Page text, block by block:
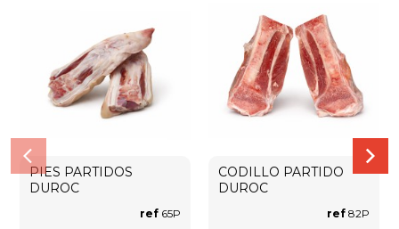
PIES PARTIDOS
DUROC
ref65P
CODILLO PARTIDO
DUROC
ref82P